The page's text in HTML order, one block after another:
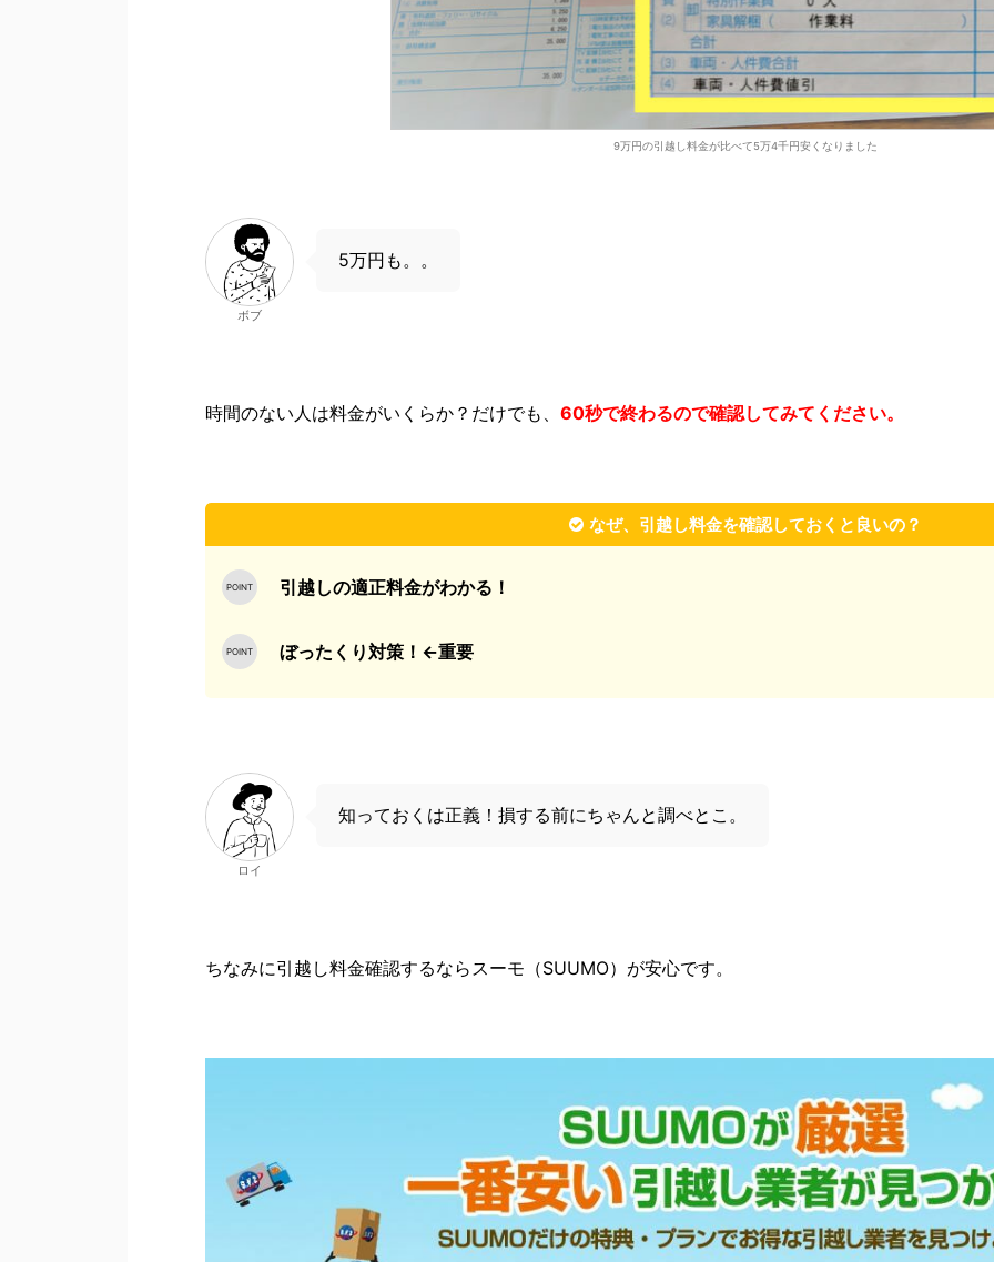
9万円の引越し料金が比べて5万4千円安くなりました
ボブ
5万円も。。
時間のない人は料金がいくらか？ だけでも、 60秒で終わるので確認してみてください。
なぜ、引越し料金を確認しておくと良いの？
引越しの適正料金がわかる！
ぼったくり対策！←重要
ロイ
知っておくは正義！損する前にちゃんと調べとこ。
ちなみに引越し料金確認するならスーモ（SUUMO）が安心です。